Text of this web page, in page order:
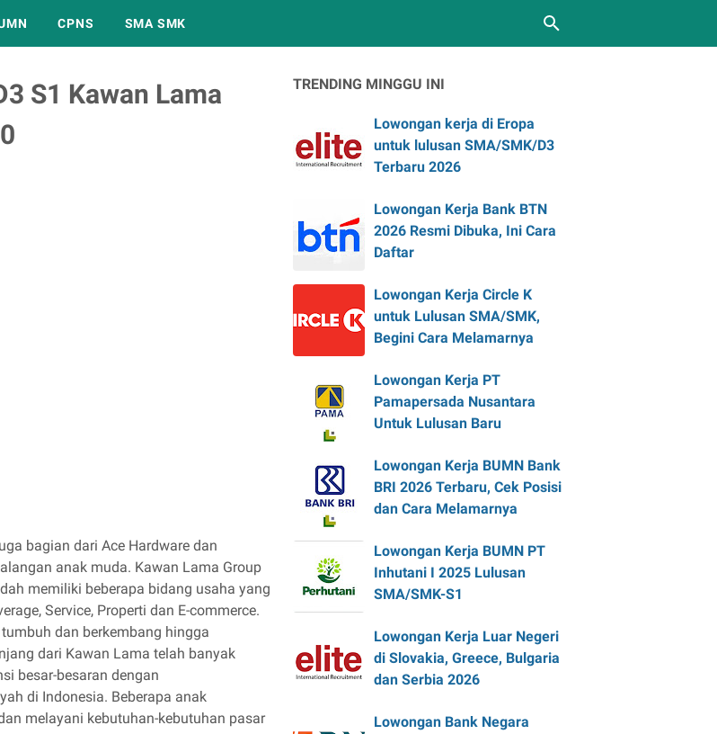
CPNS SMA SMK
S1 Kawan Lama
bagian dari Ace Hardware dan
anak muda. Kawan Lama Group
memiliki beberapa bidang usaha yang
Service, Properti dan E-commerce.
dan berkembang hingga
dari Kawan Lama telah banyak
besar-besaran dengan
di Indonesia. Beberapa anak
melayani kebutuhan-kebutuhan pasar
TRENDING MINGGU INI
Lowongan kerja di Eropa
untuk lulusan SMA/SMK/D3
Terbaru 2026
Lowongan Kerja Bank BTN
2026 Resmi Dibuka, Ini Cara
Daftar
Lowongan Kerja Circle K
untuk Lulusan SMA/SMK,
Begini Cara Melamarnya
Lowongan Kerja PT
Pamapersada Nusantara
Untuk Lulusan Baru
Lowongan Kerja BUMN Bank
BRI 2026 Terbaru, Cek Posisi
dan Cara Melamarnya
Lowongan Kerja BUMN PT
Inhutani I 2025 Lulusan
SMA/SMK-S1
Lowongan Kerja Luar Negeri
di Slovakia, Greece, Bulgaria
dan Serbia 2026
Lowongan Bank Negara